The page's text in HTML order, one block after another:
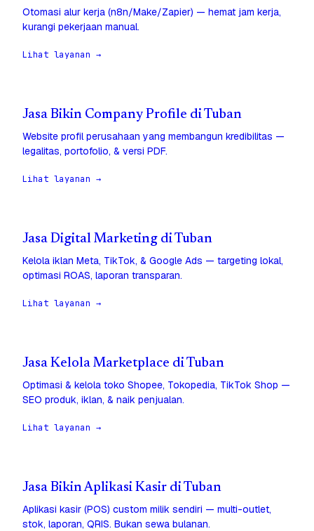
Otomasi alur kerja (n8n/Make/Zapier) — hemat jam kerja,
kurangi pekerjaan manual.
Lihat layanan →
Jasa Bikin Company Profile di Tuban
Website profil perusahaan yang membangun kredibilitas —
legalitas, portofolio, & versi PDF.
Lihat layanan →
Jasa Digital Marketing di Tuban
Kelola iklan Meta, TikTok, & Google Ads — targeting lokal,
optimasi ROAS, laporan transparan.
Lihat layanan →
Jasa Kelola Marketplace di Tuban
Optimasi & kelola toko Shopee, Tokopedia, TikTok Shop —
SEO produk, iklan, & naik penjualan.
Lihat layanan →
Jasa Bikin Aplikasi Kasir di Tuban
Aplikasi kasir (POS) custom milik sendiri — multi-outlet,
stok, laporan, QRIS. Bukan sewa bulanan.